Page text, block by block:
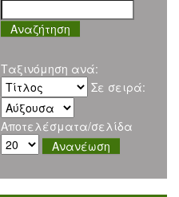
Ταξινόμηση ανά:
Σε σειρά:
Αποτελέσματα/σελίδα